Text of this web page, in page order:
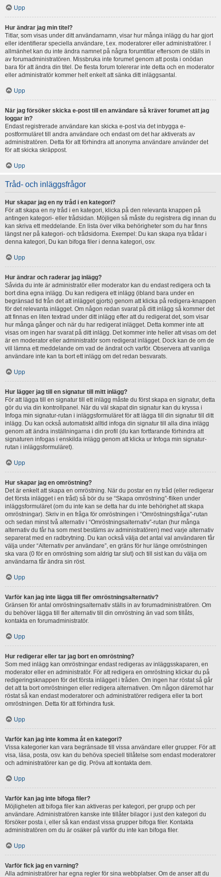
Upp
Hur ändrar jag min titel?
Titlar, som visas under ditt användarnamn, visar hur många inlägg du har gjort
eller identifierar speciella användare, t.ex. moderatorer eller administratörer. I
allmänhet kan du inte ändra namnet på några forumtitlar eftersom de ställs in
av forumadministratören. Missbruka inte forumet genom att posta i onödan
bara för att ändra din titel. De flesta forum tolererar inte detta och en moderator
eller administratör kommer helt enkelt att sänka ditt inläggsantal.
Upp
När jag försöker skicka e-post till en användare så kräver forumet att jag
loggar in?
Endast registrerade användare kan skicka e-post via det inbygga e-
postformuläret till andra användare och endast om det har aktiverats av
administratören. Detta för att förhindra att anonyma användare använder det
för att skicka skräppost.
Upp
Tråd- och inläggsfrågor
Hur skapar jag en ny tråd i en kategori?
För att skapa en ny tråd i en kategori, klicka på den relevanta knappen på
antingen kategori- eller trådsidan. Möjligen så måste du registrera dig innan du
kan skriva ett meddelande. En lista över vilka behörigheter som du har finns
längst ner på kategori- och trådsidorna. Exempel: Du kan skapa nya trådar i
denna kategori, Du kan bifoga filer i denna kategori, osv.
Upp
Hur ändrar och raderar jag inlägg?
Såvida du inte är administratör eller moderator kan du endast redigera och ta
bort dina egna inlägg. Du kan redigera ett inlägg (ibland bara under en
begränsad tid från det att inlägget gjorts) genom att klicka på redigera-knappen
för det relevanta inlägget. Om någon redan svarat på ditt inlägg så kommer det
att finnas en liten textrad under ditt inlägg efter att du redigerat det, som visar
hur många gånger och när du har redigerat inlägget. Detta kommer inte att
visas om ingen har svarat på ditt inlägg. Det kommer inte heller att visas om det
är en moderator eller administratör som redigerat inlägget. Dock kan de om de
vill lämna ett meddelande om vad de ändrat och varför. Observera att vanliga
användare inte kan ta bort ett inlägg om det redan besvarats.
Upp
Hur lägger jag till en signatur till mitt inlägg?
För att lägga till en signatur till ett inlägg måste du först skapa en signatur, detta
gör du via din kontrollpanel. När du väl skapat din signatur kan du kryssa i
Infoga min signatur-rutan i inläggsformuläret för att lägga till din signatur till ditt
inlägg. Du kan också automatiskt alltid infoga din signatur till alla dina inlägg
genom att ändra inställningarna i din profil (du kan fortfarande förhindra att
signaturen infogas i enskilda inlägg genom att klicka ur Infoga min signatur-
rutan i inläggsformuläret).
Upp
Hur skapar jag en omröstning?
Det är enkelt att skapa en omröstning. När du postar en ny tråd (eller redigerar
det första inlägget i en tråd) så bör du se “Skapa omröstning”-fliken under
inläggsformuläret (om du inte kan se detta har du inte behörighet att skapa
omröstningar). Skriv in en fråga för omröstningen i “Omröstningsfråga”-rutan
och sedan minst två alternativ i “Omröstningsalternativ”-rutan (hur många
alternativ du får ha som mest bestäms av administratören) med varje alternativ
separerat med en radbrytning. Du kan också välja det antal val användaren får
välja under “Alternativ per användare”, en gräns för hur länge omröstningen
ska vara (0 för en omröstning som aldrig tar slut) och till sist kan du välja om
användarna får ändra sin röst.
Upp
Varför kan jag inte lägga till fler omröstningsalternativ?
Gränsen för antal omröstningsalternativ ställs in av forumadministratören. Om
du behöver lägga till fler alternativ till din omröstning än vad som tillåts,
kontakta en forumadministratör.
Upp
Hur redigerar eller tar jag bort en omröstning?
Som med inlägg kan omröstningar endast redigeras av inläggsskaparen, en
moderator eller en administratör. För att redigera en omröstning klickar du på
redigeringsknappen för det första inlägget i tråden. Om ingen har röstat så går
det att ta bort omröstningen eller redigera alternativen. Om någon däremot har
röstat så kan endast moderatorer och administratörer redigera eller ta bort
omröstningen. Detta för att förhindra fusk.
Upp
Varför kan jag inte komma åt en kategori?
Vissa kategorier kan vara begränsade till vissa användare eller grupper. För att
visa, läsa, posta, osv. kan du behöva speciell tillåtelse som endast moderatorer
och administratörer kan ge dig. Pröva att kontakta dem.
Upp
Varför kan jag inte bifoga filer?
Möjligheten att bifoga filer kan aktiveras per kategori, per grupp och per
användare. Administratören kanske inte tillåter bilagor i just den kategori du
försöker posta i, eller så kan endast vissa grupper bifoga filer. Kontakta
administratören om du är osäker på varför du inte kan bifoga filer.
Upp
Varför fick jag en varning?
Alla administratörer har egna regler för sina webbplatser. Om de anser att du